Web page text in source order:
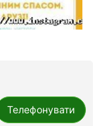
Телефонувати